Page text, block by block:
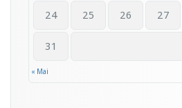
24 25 26 27
31
« Mai